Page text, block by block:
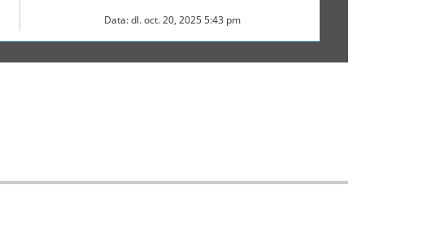
Data: dl. oct. 20, 2025 5:43 pm